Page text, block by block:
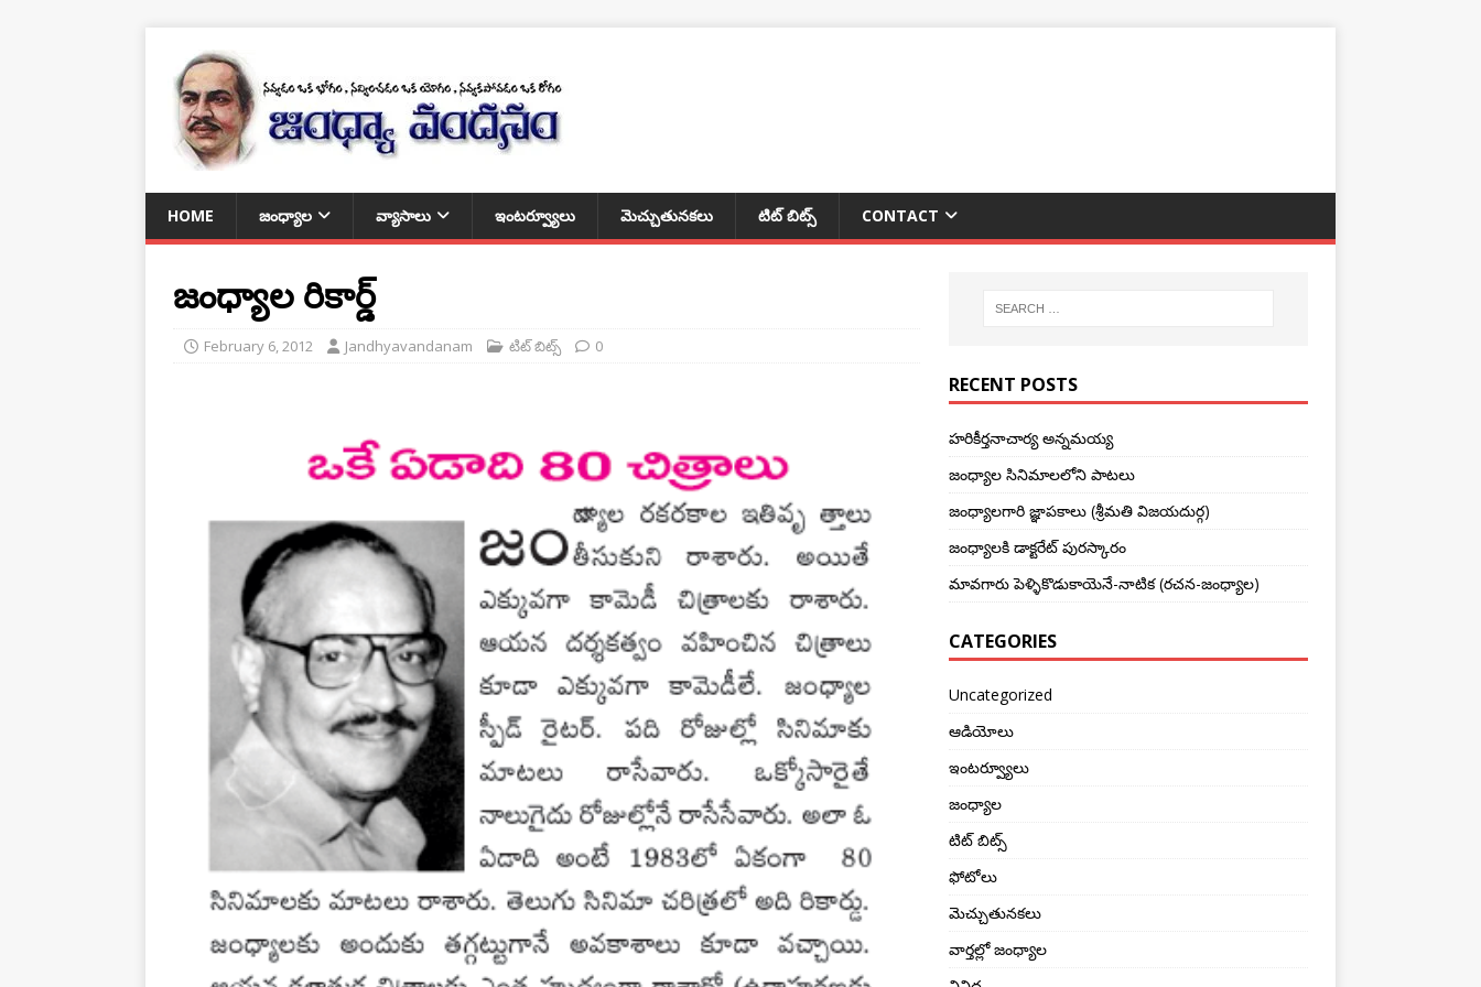
HOME జంధ్యాల వ్యాసాలు ఇంటర్వ్యూలు మెచ్చుతునకలు టిట్ బిట్స్ CONTACT
జంధ్యాల రికార్డ్
February 6, 2012 Jandhyavandanam టిట్ బిట్స్ 0
RECENT POSTS
హరికీర్తనాచార్య అన్నమయ్య
జంధ్యాల సినిమాలలోని పాటలు
జంధ్యాలగారి జ్ఞాపకాలు (శ్రీమతి విజయదుర్గ)
జంధ్యాలకి డాక్టరేట్ పురస్కారం
మావగారు పెళ్ళికొడుకాయెనే-నాటిక (రచన-జంధ్యాల)
CATEGORIES
Uncategorized
ఆడియోలు
ఇంటర్వ్యూలు
జంధ్యాల
టిట్ బిట్స్
ఫోటోలు
మెచ్చుతునకలు
వార్తల్లో జంధ్యాల